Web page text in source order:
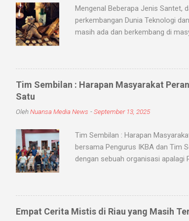
Mengenal Beberapa Jenis Santet,
perkembangan Dunia Teknologi
masih ada dan berkembang di
objek atau kejadian dengan
kaum sebangsanya untuk
untuk menyantet seseorang,
Medium-medium tersebut 'dikirim'
khodam Santet jenis ini bekerja
Tim Sembilan : Harapan Masyarakat
Satu
OlehNuansa Media News -September 13, 2025
Tim Sembilan : Harapan
bersama Pengurus IKBA dan Tim
dengan sebuah organisasi apalagi
kabupaten agam yang berada di
dengan Tokoh tokoh paguyuban
jum'at (12-9-2025). Menurut
mereka Tim sembilan, Karena
Empat Cerita Mistis di Riau yang Masih